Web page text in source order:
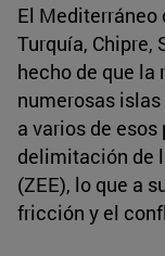
El Mediterráneo
Turquía, Chipre,
hecho de que la
numerosas
a varios de
delimitación de
(ZEE), lo que a
fricción y el